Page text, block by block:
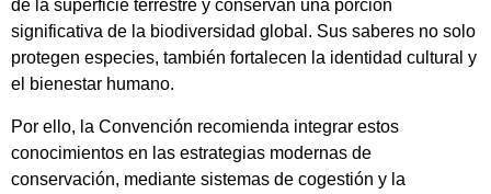
de la superficie terrestre y conservan una porción
significativa de la biodiversidad global. Sus saberes no solo
protegen especies, también fortalecen la identidad cultural y
el bienestar humano.
Por ello, la Convención recomienda integrar estos
conocimientos en las estrategias modernas de
conservación, mediante sistemas de cogestión y la